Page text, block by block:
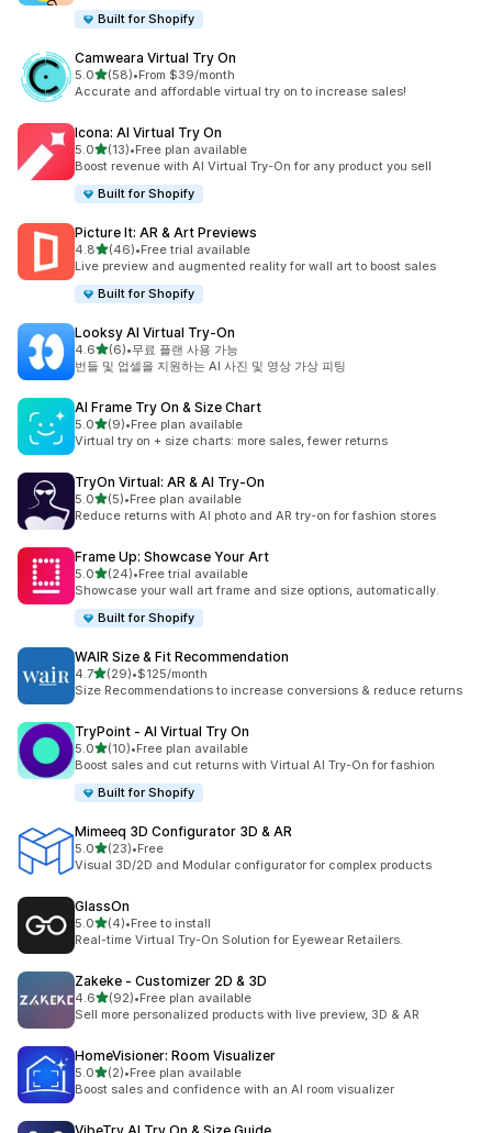
Built for Shopify
Camweara Virtual Try On
5.0별 5개 중
(58)
총 리뷰 58개
•From $39/month
Accurate and affordable virtual try on to increase sales!
Icona: AI Virtual Try On
5.0별 5개 중
(13)
총 리뷰 13개
•Free plan available
Boost revenue with AI Virtual Try-On for any product you sell
Built for Shopify
Picture It: AR & Art Previews
4.8별 5개 중
(46)
총 리뷰 46개
•Free trial available
Live preview and augmented reality for wall art to boost sales
Built for Shopify
Looksy AI Virtual Try‑On
4.6별 5개 중
(6)
총 리뷰 6개
•무료 플랜 사용 가능
번들 및 업셀을 지원하는 AI 사진 및 영상 가상 피팅
AI Frame Try On & Size Chart
5.0별 5개 중
(9)
총 리뷰 9개
•Free plan available
Virtual try on + size charts: more sales, fewer returns
TryOn Virtual: AR & AI Try‑On
5.0별 5개 중
(5)
총 리뷰 5개
•Free plan available
Reduce returns with AI photo and AR try-on for fashion stores
Frame Up: Showcase Your Art
5.0별 5개 중
(24)
총 리뷰 24개
•Free trial available
Showcase your wall art frame and size options, automatically.
Built for Shopify
WAIR Size & Fit Recommendation
4.7별 5개 중
(29)
총 리뷰 29개
•$125/month
Size Recommendations to increase conversions & reduce returns
TryPoint ‑ AI Virtual Try On
5.0별 5개 중
(10)
총 리뷰 10개
•Free plan available
Boost sales and cut returns with Virtual AI Try-On for fashion
Built for Shopify
Mimeeq 3D Configurator 3D & AR
5.0별 5개 중
(23)
총 리뷰 23개
•Free
Visual 3D/2D and Modular configurator for complex products
GlassOn
5.0별 5개 중
(4)
총 리뷰 4개
•Free to install
Real-time Virtual Try-On Solution for Eyewear Retailers.
Zakeke ‑ Customizer 2D & 3D
4.6별 5개 중
(92)
총 리뷰 92개
•Free plan available
Sell more personalized products with live preview, 3D & AR
HomeVisioner: Room Visualizer
5.0별 5개 중
(2)
총 리뷰 2개
•Free plan available
Boost sales and confidence with an AI room visualizer